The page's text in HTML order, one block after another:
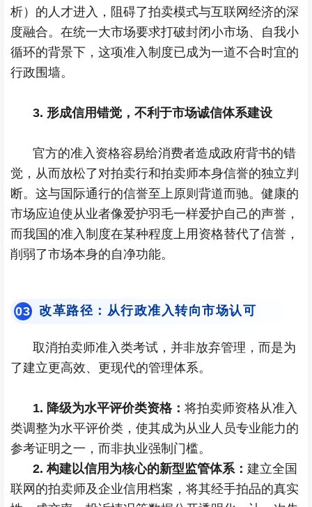
析）的人才进入，阻碍了拍卖模式与互联网经济的深
度融合。在统一大市场要求打破封闭小市场、自我小
循环的背景下，这项准入制度已成为一道不合时宜的
行政围墙。
3. 形成信用错觉，不利于市场诚信体系建设
官方的准入资格容易给消费者造成政府背书的错
觉，从而放松了对拍卖行和拍卖师本身信誉的独立判
断。这与国际通行的信誉至上原则背道而驰。健康的
市场应迫使从业者像爱护羽毛一样爱护自己的声誉，
而我国的准入制度在某种程度上用资格替代了信誉，
削弱了市场本身的自净功能。
03 改革路径：从行政准入转向市场认可
取消拍卖师准入类考试，并非放弃管理，而是为
了建立更高效、更现代的管理体系。
1. 降级为水平评价类资格：将拍卖师资格从准入
类调整为水平评价类，使其成为从业人员专业能力的
参考证明之一，而非执业强制门槛。
2. 构建以信用为核心的新型监管体系：建立全国
联网的拍卖师及企业信用档案，将其经手拍品的真实